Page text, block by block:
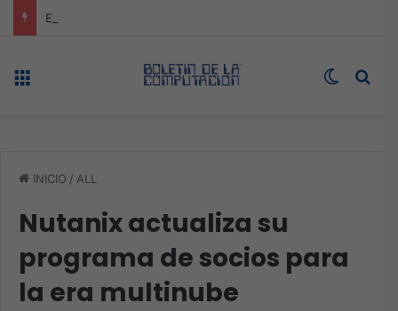
Switch
INICIO / ALL
Nutanix actualiza su
programa de socios para
la era multinube